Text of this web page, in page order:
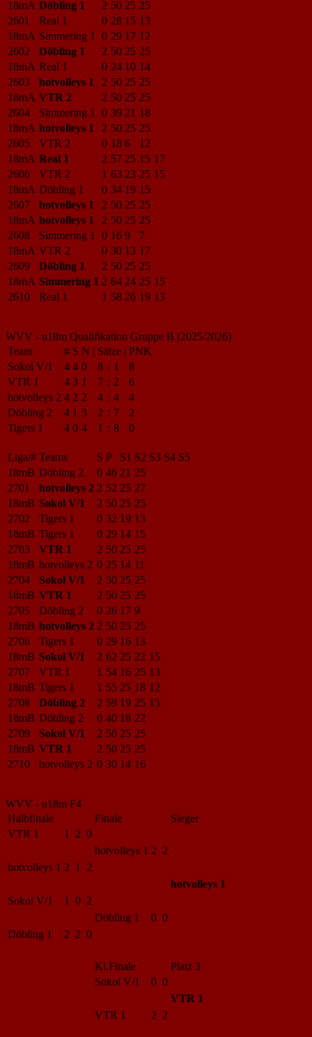
18mA Döbling 1 2 50 25 25
2601
Real 1 0 28 15 13
18mA Simmering 1 0 29 17 12
2602
Döbling 1 2 50 25 25
18mA Real 1 0 24 10 14
2603
hotvolleys 1 2 50 25 25
18mA VTR 2 2 50 25 25
2604
Simmering 1 0 39 21 18
18mA hotvolleys 1 2 50 25 25
2605
VTR 2 0 18 6
12
18mA Real 1 2 57 25 15 17
2606
VTR 2 1 63 23 25 15
18mA Döbling 1 0 34 19 15
2607
hotvolleys 1 2 50 25 25
18mA hotvolleys 1 2 50 25 25
2608
Simmering 1 0 16 9
7
18mA VTR 2 0 30 13 17
2609
Döbling 1 2 50 25 25
18mA Simmering 1 2 64 24 25 15
2610
Real 1 1 58 26 19 13
WVV - u18m Qualifikation Gruppe B (2025/2026)
Team
# S N | Sätze | PNK
Sokol V/1
4 4 0 8 : 1
8
VTR 1
4 3 1 7 : 2
6
hotvolleys 2 4 2 2 4 : 4
4
Döbling 2
4 1 3 2 : 7
2
Tigers 1
4 0 4 1 : 8 0
Liga/# Teams S P S1 S2 S3 S4 S5
18mB Döbling 2 0 46 21 25
2701
hotvolleys 2 2 52 25 27
18mB Sokol V/1 2 50 25 25
2702
Tigers 1 0 32 19 13
18mB Tigers 1 0 29 14 15
2703
VTR 1 2 50 25 25
18mB hotvolleys 2 0 25 14 11
2704
Sokol V/1 2 50 25 25
18mB VTR 1 2 50 25 25
2705
Döbling 2 0 26 17 9
18mB hotvolleys 2 2 50 25 25
2706
Tigers 1 0 29 16 13
18mB Sokol V/1 2 62 25 22 15
2707
VTR 1 1 54 16 25 13
18mB Tigers 1 1 55 25 18 12
2708
Döbling 2 2 59 19 25 15
18mB Döbling 2 0 40 18 22
2709
Sokol V/1 2 50 25 25
18mB VTR 1 2 50 25 25
2710
hotvolleys 2 0 30 14 16
WVV - u18m F4
Halbfinale
Finale
Sieger
VTR 1
1 2 0
hotvolleys 1 2 2
hotvolleys 1 2 1 2
hotvolleys 1
Sokol V/1
1 0 2
Döbling 1
0 0
Döbling 1
2 2 0
Kl.Finale
Platz 3
Sokol V/1
0 0
VTR 1
VTR 1
2 2